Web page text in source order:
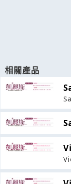
相關產品